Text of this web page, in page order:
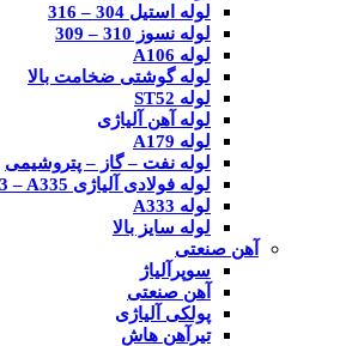
لوله استیل 304 – 316
لوله نسوز 310 – 309
لوله A106
لوله گوشتی ضخامت بالا
لوله ST52
لوله آهن آلیاژی
لوله A179
لوله نفت – گاز – پتروشیمی
لوله فولادی آلیاژی A333 – A335
لوله A333
لوله سایز بالا
آهن صنعتی
سوپرآلیاژ
آهن صنعتی
پولکی آلیاژی
تیرآهن هاش